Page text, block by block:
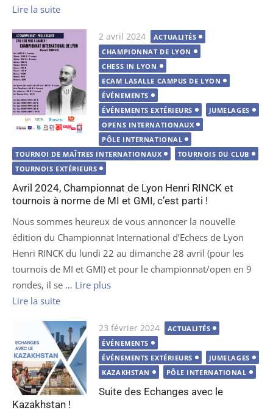
Lire la suite
Publié
le
2 avril 2024
ACTUALITÉS
CHAMPIONNAT DE LYON
CHESS IN LYON
ECAM LASALLE CAMPUS DE LYON
ÉVÉNEMENTS
ÉVÉNEMENTS EXTÉRIEURS
JUMELAGES
OPENS INTERNATIONAUX
PÔLE INTERNATIONAL
TOURNOI DE MAÎTRES INTERNATIONAUX
TOURNOIS DU CLUB
TOURNOIS EXTÉRIEURS
Avril 2024, Championnat de Lyon Henri RINCK et
tournois à norme de MI et GMI, c’est parti !
Nous sommes heureux de vous annoncer la nouvelle
édition du Championnat International d’Echecs de Lyon
Henri RINCK du lundi 22 au dimanche 28 avril (pour les
tournois de MI et GMI) et pour le championnat/open en 9
rondes, il se … Lire plus
Lire la suite
Publié
le
23 février 2024
ACTUALITÉS
ÉVÉNEMENTS
ÉVÉNEMENTS EXTÉRIEURS
JUMELAGES
KAZAKHSTAN
PÔLE INTERNATIONAL
Suite des Echanges avec le
Kazakhstan !